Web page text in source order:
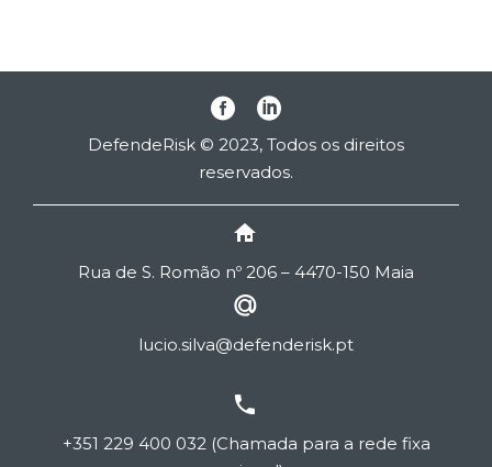
DefendeRisk © 2023, Todos os direitos
reservados.


Rua de S. Romão nº 206 – 4470-150 Maia


lucio.silva@defenderisk.pt


+351 229 400 032 (Chamada para a rede fixa